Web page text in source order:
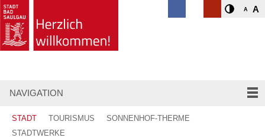
A A
NAVIGATION
STADT TOURISMUS
SONNENHOF-THERME
STADTWERKE